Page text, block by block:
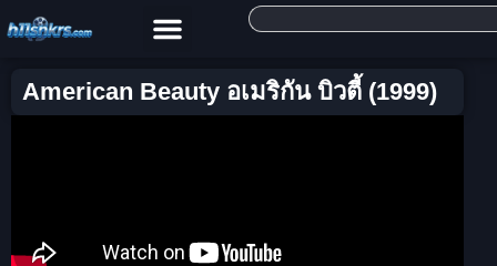
American Beauty อเมริกัน บิวตี้ (1999)